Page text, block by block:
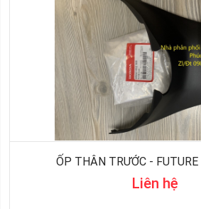
ỐP THÂN TRƯỚC -
Liên hệ